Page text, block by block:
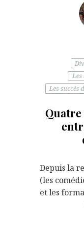
Les
Les succès
Depuis la
(les
et les